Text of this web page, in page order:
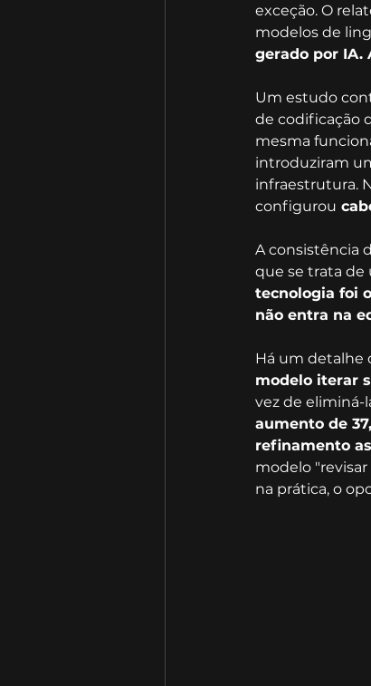
exceção. O
modelos de
gerado por IA.
Um estudo
de codificação
mesma
introduziram
infraestrutura.
configurou
A consistência
que se trata
tecnologia foi
não entra na
Há um detalhe
modelo iterar
vez de eliminá-
aumento de
refinamento
modelo
na prática, o